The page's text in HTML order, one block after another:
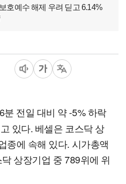
호예수 해제 우려 딛고 6.14%
분 전일 대비 약 -5% 하락
있다. 베셀은 코스닥 상
종에 속해 있다. 시가총액
상장기업 중 789위에 위